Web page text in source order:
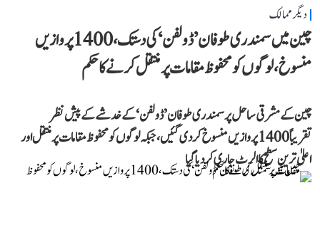
دیگر ممالک
چین میں سمندری طوفان ’ڈولفن‘ کی دستک، 1400 پروازیں
منسوخ، لوگوں کو محفوظ مقامات پر منتقل کرنے کا حکم
چین کے مشرقی ساحل پر سمندری طوفان ’ڈولفن‘ کے خدشے کے پیش نظر
تقریباً 1400 پروازیں منسوخ کر دی گئیں، جبکہ لوگوں کو محفوظ مقامات پر منتقل اور
اعلیٰ ترین سطح کا الرٹ جاری کر دیا گیا